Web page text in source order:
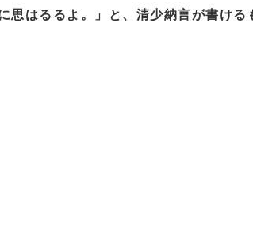
はるるよ。」と、清少納言が書ける